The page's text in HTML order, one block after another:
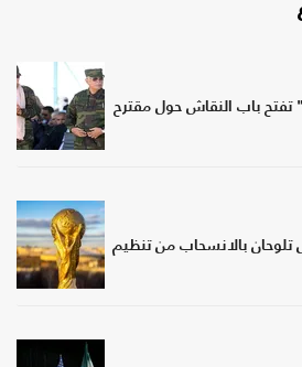
تفتح باب النقاش حول مقترح
تلوحان بالانسحاب من تنظيم